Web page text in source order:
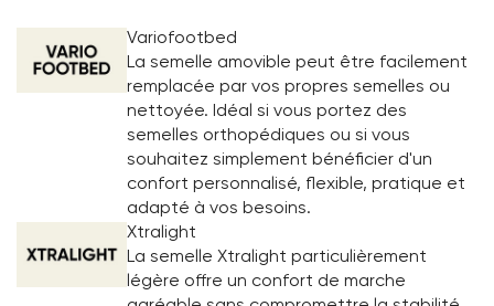
Variofootbed
La semelle amovible peut être facilement
remplacée par vos propres semelles ou
nettoyée. Idéal si vous portez des
semelles orthopédiques ou si vous
souhaitez simplement bénéficier d'un
confort personnalisé, flexible, pratique et
adapté à vos besoins.
Xtralight
La semelle Xtralight particulièrement
légère offre un confort de marche